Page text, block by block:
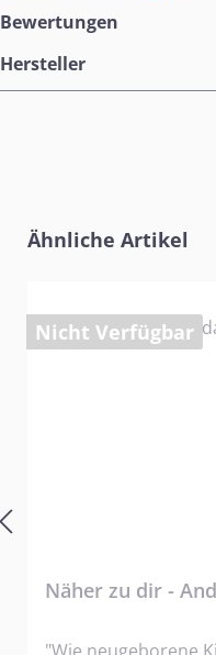
Bewertungen
Hersteller
Produktgalerie
Ähnliche Artikel
Nicht Verfügbar
Näher zu dir -